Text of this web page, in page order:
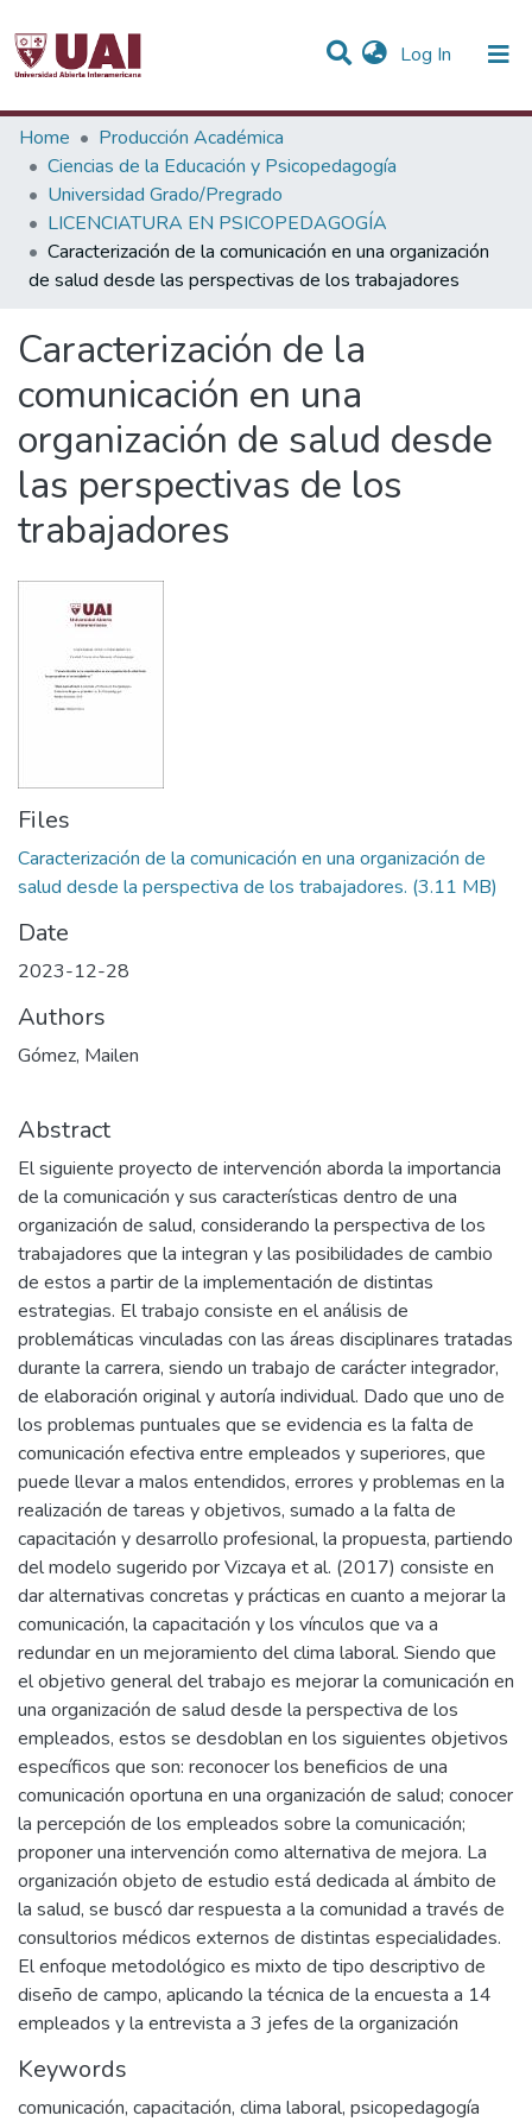
Log In (current)
Statistics
Communities & Collections
All of DSpace
Home
Producción Académica
Ciencias de la Educación y Psicopedagogía
Universidad Grado/Pregrado
LICENCIATURA EN PSICOPEDAGOGÍA
Caracterización de la comunicación en una organización
de salud desde las perspectivas de los trabajadores
Caracterización de la
comunicación en una
organización de salud desde
las perspectivas de los
trabajadores
Files
Caracterización de la comunicación en una organización de
salud desde la perspectiva de los trabajadores. (3.11 MB)
Date
2023-12-28
Authors
Gómez, Mailen
Abstract
El siguiente proyecto de intervención aborda la importancia
de la comunicación y sus características dentro de una
organización de salud, considerando la perspectiva de los
trabajadores que la integran y las posibilidades de cambio
de estos a partir de la implementación de distintas
estrategias. El trabajo consiste en el análisis de
problemáticas vinculadas con las áreas disciplinares tratadas
durante la carrera, siendo un trabajo de carácter integrador,
de elaboración original y autoría individual. Dado que uno de
los problemas puntuales que se evidencia es la falta de
comunicación efectiva entre empleados y superiores, que
puede llevar a malos entendidos, errores y problemas en la
realización de tareas y objetivos, sumado a la falta de
capacitación y desarrollo profesional, la propuesta, partiendo
del modelo sugerido por Vizcaya et al. (2017) consiste en
dar alternativas concretas y prácticas en cuanto a mejorar la
comunicación, la capacitación y los vínculos que va a
redundar en un mejoramiento del clima laboral. Siendo que
el objetivo general del trabajo es mejorar la comunicación en
una organización de salud desde la perspectiva de los
empleados, estos se desdoblan en los siguientes objetivos
específicos que son: reconocer los beneficios de una
comunicación oportuna en una organización de salud; conocer
la percepción de los empleados sobre la comunicación;
proponer una intervención como alternativa de mejora. La
organización objeto de estudio está dedicada al ámbito de
la salud, se buscó dar respuesta a la comunidad a través de
consultorios médicos externos de distintas especialidades.
El enfoque metodológico es mixto de tipo descriptivo de
diseño de campo, aplicando la técnica de la encuesta a 14
empleados y la entrevista a 3 jefes de la organización
Keywords
comunicación, capacitación, clima laboral, psicopedagogía